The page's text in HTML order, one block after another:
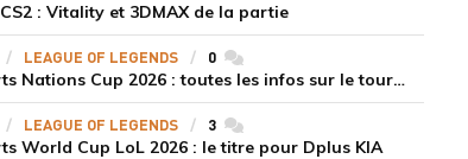
: Vitality et 3DMAX de la partie
LEAGUE OF LEGENDS 0commentaires
Esports Nations Cup 2026 : toutes les infos sur le tournoi
LEAGUE OF LEGENDS 3commentaires
World Cup LoL 2026 : le titre pour Dplus KIA